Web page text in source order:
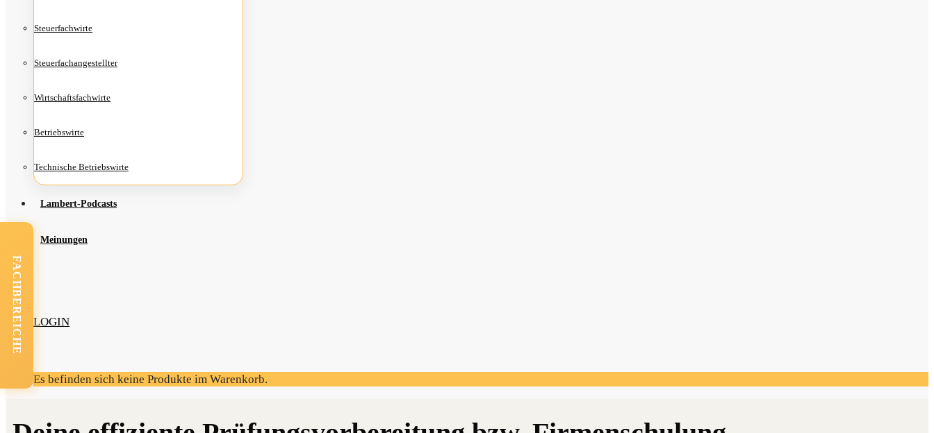
Steu­er­fach­wir­te
Steu­er­fach­an­ge­stell­ter
Wirt­schafts­fach­wir­te
Betriebs­wir­te
Tech­ni­sche Betriebswirte
Lam­­bert-Pod­­casts
Mei­nun­gen
LOGIN
Es befinden sich keine Produkte im Warenkorb.
FACHBEREICHE